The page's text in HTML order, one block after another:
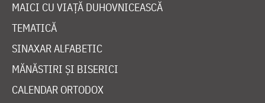
MAICI CU VIAȚĂ DUHOVNICEASCĂ
TEMATICĂ
SINAXAR ALFABETIC
MĂNĂSTIRI ȘI BISERICI
CALENDAR ORTODOX